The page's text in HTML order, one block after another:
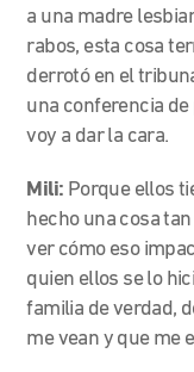
a una madre
rabos, esta cosa
derrotó en el
una conferencia
voy a dar la cara.
Mili: Porque ellos
hecho una cosa
ver cómo eso
quien ellos se lo
familia de verdad,
me vean y que me